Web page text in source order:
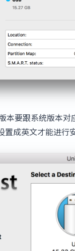
本要跟系统版本
成英文才能进行